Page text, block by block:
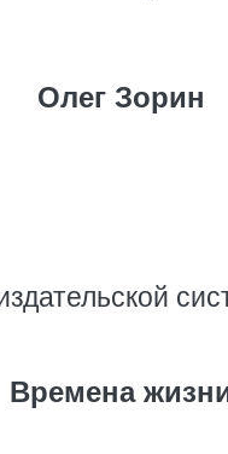
Олег Зорин
Времена